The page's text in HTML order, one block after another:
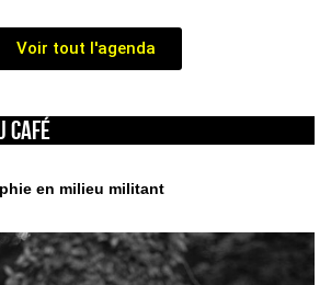
Voir tout l'agenda
café
en milieu militant